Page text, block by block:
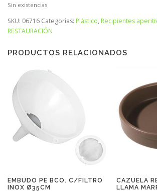
Sin existencias
SKU: 06716 Categorías: Plástico, Recipientes
RESTAURACIÓN
PRODUCTOS RELACIONADOS
EMBUDO PE BCO. C/FILTRO
INOX Ø35CM
CAZUELA
LLAMA